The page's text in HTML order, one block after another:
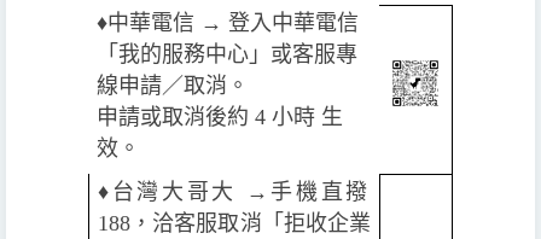
♦️中華電信 → 登入中華電信
「我的服務中心」或客服專
線申請／取消。
申請或取消後約 4 小時 生
效。
♦️ 台灣大哥大 →手機直撥
188，洽客服取消「拒收企業